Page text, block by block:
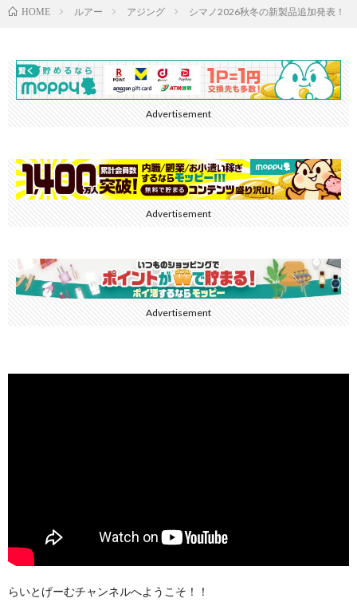
HOME ルアー アジング シマノ2026秋冬の新製品追加発表！
Advertisement
Advertisement
Advertisement
らいとげーむチャンネルへようこそ！！